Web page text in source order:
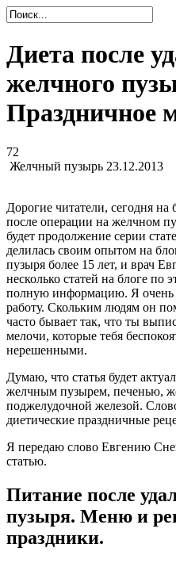
Диета после
желчного
Праздничное
72
Желчный пузырь 23.12.2013
Дорогие читатели, сегодня на
после операции на желчном
будет продолжение серии
делилась своим опытом на
пузыря более 15 лет, и врач
несколько статей на блоге по
полную информацию. Я очень
работу. Скольким людям он
часто бывает так, что ты
мелочи, которые тебя
нерешенными.
Думаю, что статья будет
желчным пузырем, печенью,
поджелудочной железой.
диетические праздничные
Я передаю слово Евгению
статью.
Питание после
пузыря. Меню и
праздники.